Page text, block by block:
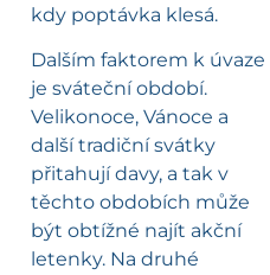
kdy poptávka klesá.
Dalším faktorem k úvaze
je sváteční období.
Velikonoce, Vánoce a
další tradiční svátky
přitahují davy, a tak v
těchto obdobích může
být obtížné najít akční
letenky. Na druhé